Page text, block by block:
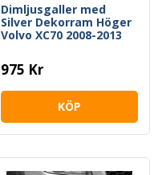
Dimljusgaller med
Silver Dekorram Höger
Volvo XC70 2008-2013
975 Kr
KÖP